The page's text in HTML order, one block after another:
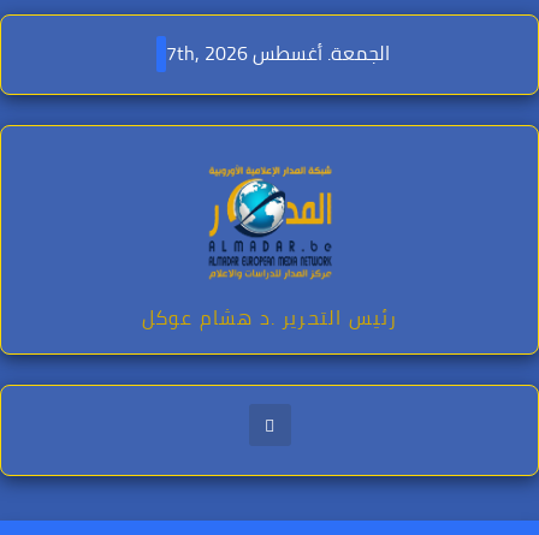
Skip
content
الجمعة. أغسطس 7th, 2026
رئيس التحرير .د هشام عوكل